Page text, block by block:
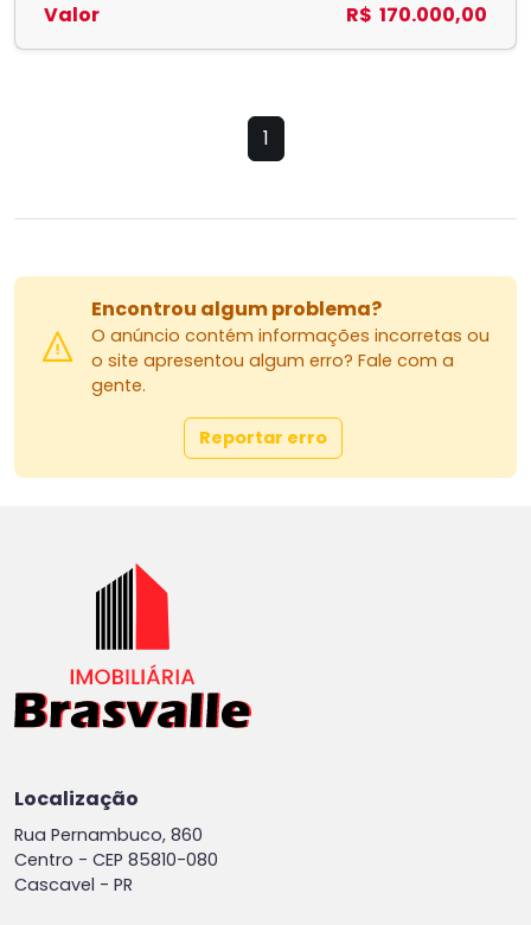
Valor R$ 170.000,00
1
Encontrou algum problema?
O anúncio contém informações incorretas ou
o site apresentou algum erro? Fale com a
gente.
Reportar erro
Localização
Rua Pernambuco, 860
Centro - CEP 85810-080
Cascavel - PR